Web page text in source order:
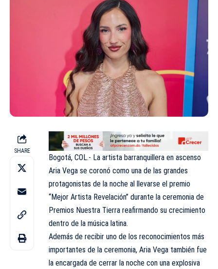
SHARE
Bogotá, COL.- La artista barranquillera en ascenso
Aria Vega se coronó como una de las grandes
protagonistas de la noche al llevarse el premio
“Mejor Artista Revelación” durante la ceremonia de
Premios Nuestra Tierra reafirmando su crecimiento
dentro de la música latina.
Además de recibir uno de los reconocimientos más
importantes de la ceremonia, Aria Vega también fue
la encargada de cerrar la noche con una explosiva